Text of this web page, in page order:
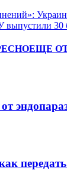
30
ЕЩЕ